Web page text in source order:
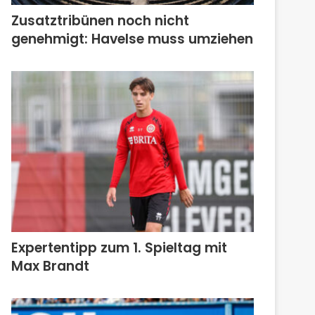
Zusatztribünen noch nicht
genehmigt: Havelse muss umziehen
Expertentipp zum 1. Spieltag mit
Max Brandt